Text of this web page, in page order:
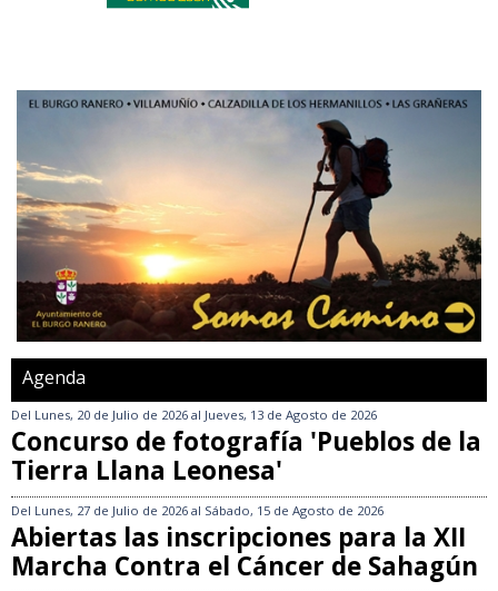
Agenda
Del Lunes, 20 de Julio de 2026 al Jueves, 13 de Agosto de 2026
Concurso de fotografía 'Pueblos de la
Tierra Llana Leonesa'
Del Lunes, 27 de Julio de 2026 al Sábado, 15 de Agosto de 2026
Abiertas las inscripciones para la XII
Marcha Contra el Cáncer de Sahagún